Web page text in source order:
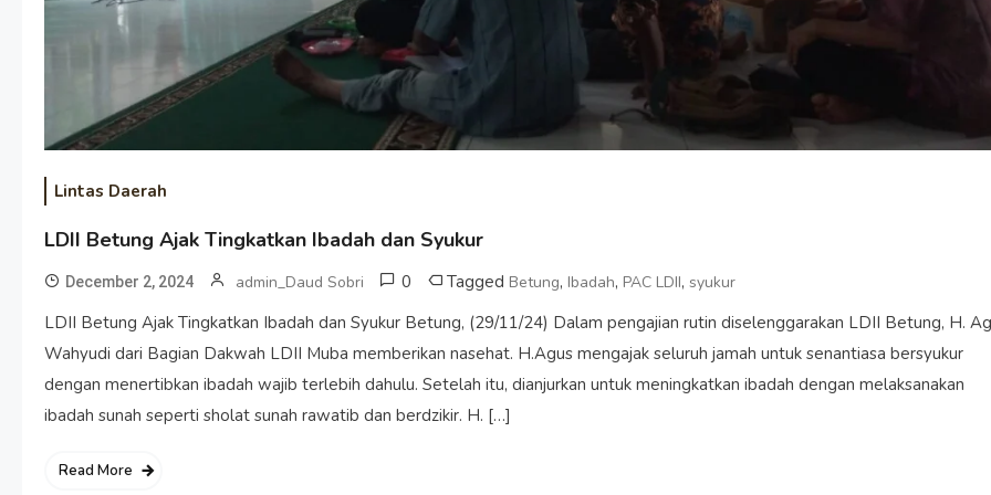
Lintas Daerah
LDII Betung Ajak Tingkatkan Ibadah dan Syukur
December 2, 2024 admin_Daud Sobri 0 Tagged Betung, Ibadah, PAC LDII, syukur
LDII Betung Ajak Tingkatkan Ibadah dan Syukur Betung, (29/11/24) Dalam pengajian rutin diselenggarakan LDII Betung, H.
Wahyudi dari Bagian Dakwah LDII Muba memberikan nasehat. H.Agus mengajak seluruh jamah untuk senantiasa bersyukur
dengan menertibkan ibadah wajib terlebih dahulu. Setelah itu, dianjurkan untuk meningkatkan ibadah dengan melaksanakan
ibadah sunah seperti sholat sunah rawatib dan berdzikir. H. […]
Read More